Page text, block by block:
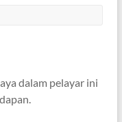
dalam pelayar ini